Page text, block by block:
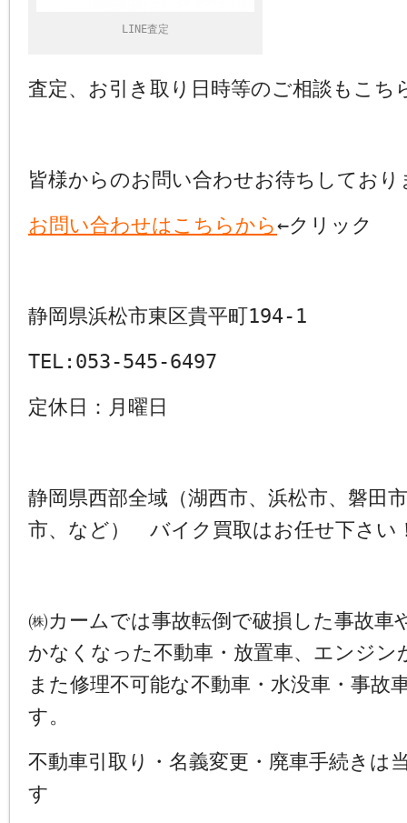
LINE査定
査定、お引き取り日時等のご相談もこち
皆様からのお問い合わせお待ちしており
お問い合わせはこちらから←クリック
静岡県浜松市東区貴平町194-1
TEL:053-545-6497
定休日：月曜日
静岡県西部全域（湖西市、浜松市、磐田
市、など） バイク買取はお任せ下さい
㈱カームでは事故転倒で破損した事故車
かなくなった不動車・放置車、エンジン
また修理不可能な不動車・水没車・事故
す。
不動車引取り・名義変更・廃車手続きは
す